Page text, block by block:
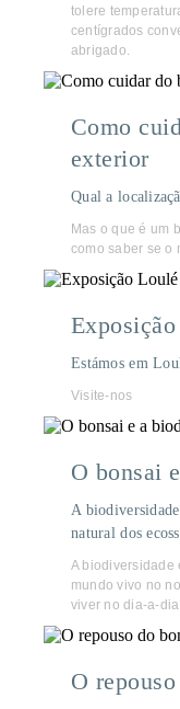
tolere
centígrados
abrigado.
Como
exterior
Qual a
Mas o que é um
como saber se o
Estámos em
Visite-nos
O bonsai
A
natural dos
A biodiversidade
mundo vivo no
viver no dia-a-dia.
O